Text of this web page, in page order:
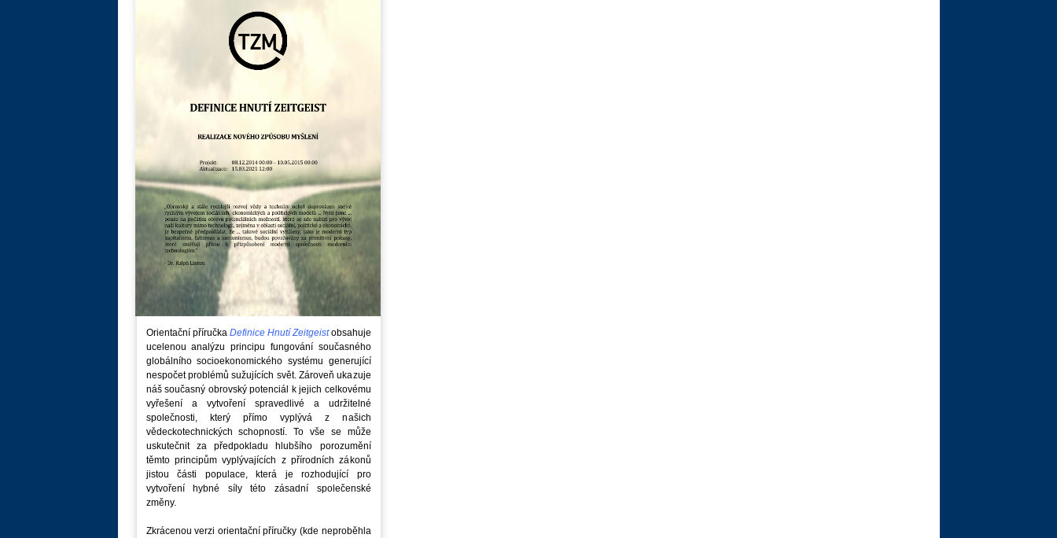
Orientační příručka Definice Hnutí Zeitgeistobsahuje
ucelenou analýzu principu fungování současného
globálního socioekonomického systému generující
nespočet problémů sužujících svět. Zároveň ukazuje
náš současný obrovský potenciál k jejich celkovému
vyřešení a vytvoření spravedlivé a udržitelné
společnosti, který přímo vyplývá z našich
vědeckotechnických schopností. To vše se může
uskutečnit za předpokladu hlubšího porozumění
těmto principům vyplývajících z přírodních zákonů
jistou části populace, která je rozhodující pro
vytvoření hybné síly této zásadní společenské
změny.
Zkrácenou verzi orientační příručky (kde neproběhla